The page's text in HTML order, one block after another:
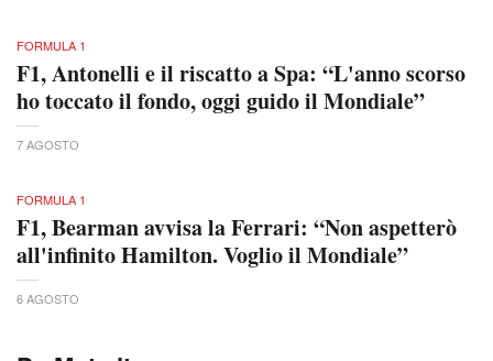
FORMULA 1
F1, Antonelli e il riscatto a Spa: “L'anno scorso
ho toccato il fondo, oggi guido il Mondiale”
7 AGOSTO
FORMULA 1
F1, Bearman avvisa la Ferrari: “Non aspetterò
all'infinito Hamilton. Voglio il Mondiale”
6 AGOSTO